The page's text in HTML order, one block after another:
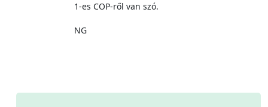
1-es COP-ről van szó.
NG